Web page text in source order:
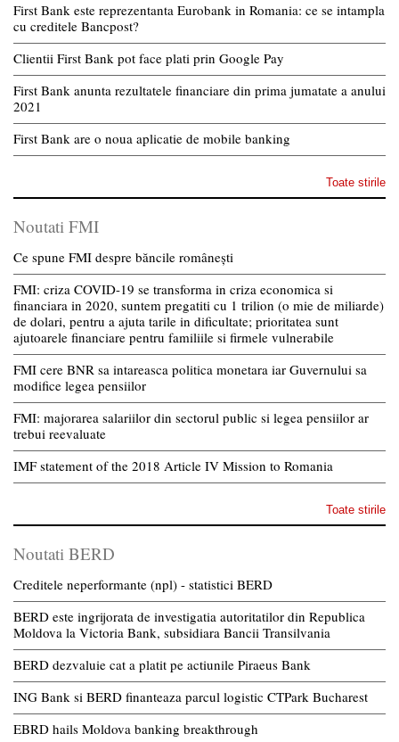
First Bank este reprezentanta Eurobank in Romania: ce se intampla
cu creditele Bancpost?
Clientii First Bank pot face plati prin Google Pay
First Bank anunta rezultatele financiare din prima jumatate a anului
2021
First Bank are o noua aplicatie de mobile banking
Toate stirile
Noutati FMI
Ce spune FMI despre băncile românești
FMI: criza COVID-19 se transforma in criza economica si
financiara in 2020, suntem pregatiti cu 1 trilion (o mie de miliarde)
de dolari, pentru a ajuta tarile in dificultate; prioritatea sunt
ajutoarele financiare pentru familiile si firmele vulnerabile
FMI cere BNR sa intareasca politica monetara iar Guvernului sa
modifice legea pensiilor
FMI: majorarea salariilor din sectorul public si legea pensiilor ar
trebui reevaluate
IMF statement of the 2018 Article IV Mission to Romania
Toate stirile
Noutati BERD
Creditele neperformante (npl) - statistici BERD
BERD este ingrijorata de investigatia autoritatilor din Republica
Moldova la Victoria Bank, subsidiara Bancii Transilvania
BERD dezvaluie cat a platit pe actiunile Piraeus Bank
ING Bank si BERD finanteaza parcul logistic CTPark Bucharest
EBRD hails Moldova banking breakthrough